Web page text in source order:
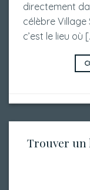
directement
célèbre
c’est le lieu où
Trouver un